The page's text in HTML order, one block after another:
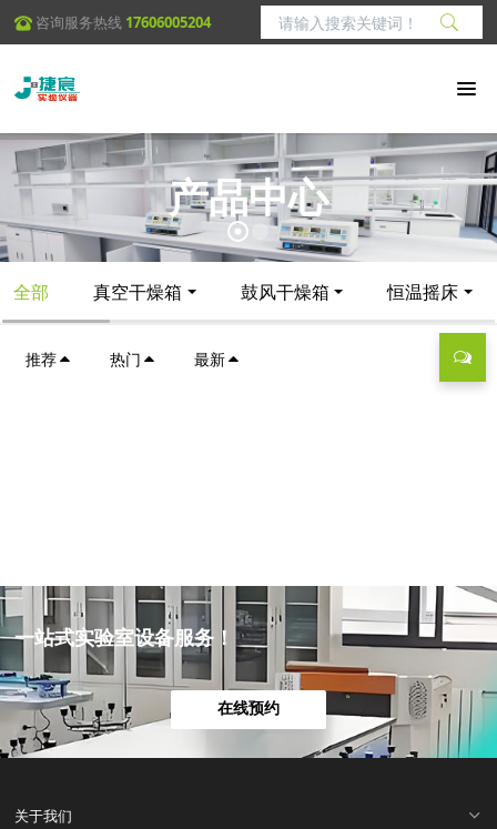
咨询服务热线 17606005204
产品中心
全部 真空干燥箱 鼓风干燥箱 恒温摇床
推荐 热门 最新
一站式实验室设备服务！
在线预约
关于我们